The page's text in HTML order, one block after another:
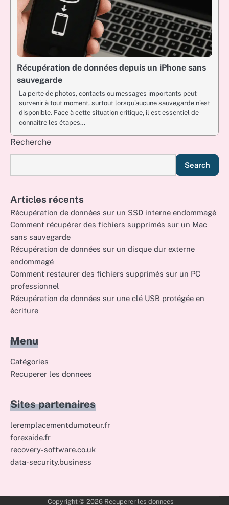
Récupération de données depuis un iPhone sans
sauvegarde
La perte de photos, contacts ou messages importants peut
survenir à tout moment, surtout lorsqu’aucune sauvegarde n’est
disponible. Face à cette situation critique, il est essentiel de
connaître les étapes…
Recherche
Search
Articles récents
Récupération de données sur un SSD interne endommagé
Comment récupérer des fichiers supprimés sur un Mac
sans sauvegarde
Récupération de données sur un disque dur externe
endommagé
Comment restaurer des fichiers supprimés sur un PC
professionnel
Récupération de données sur une clé USB protégée en
écriture
Menu
Catégories
Recuperer les donnees
Sites partenaires
leremplacementdumoteur.fr
forexaide.fr
recovery-software.co.uk
data-security.business
Copyright © 2026 Recuperer les donnees